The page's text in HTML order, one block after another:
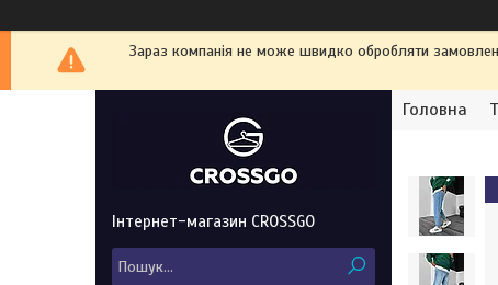
Зараз компанія не може швидко обробляти
Головна
Інтернет-магазин CROSSGO